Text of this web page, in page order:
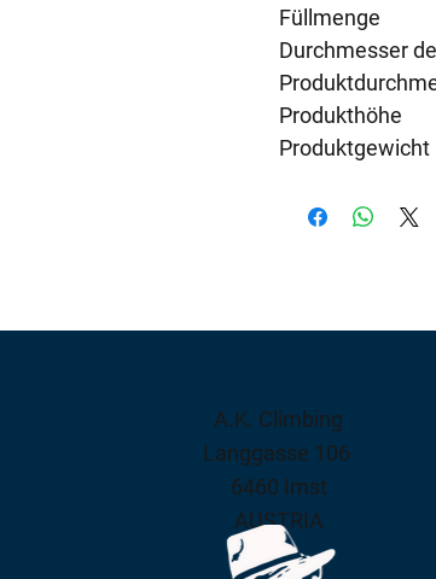
Füllmenge
Durchmesser
Produkthöhe
Produktgewicht
A.K. Climbing
Langgasse 106
6460 Imst
AUSTRIA